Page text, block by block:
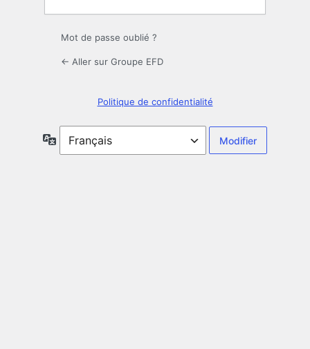
Mot de passe oublié ?
← Aller sur Groupe EFD
Politique de confidentialité
Langue